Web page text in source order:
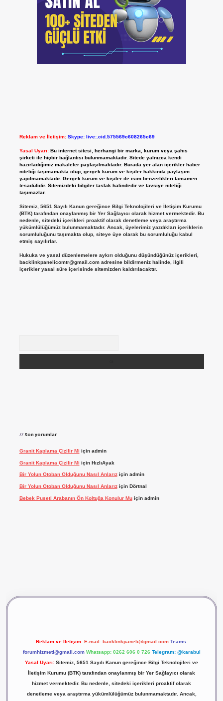
Reklam ve İletişim: Skype: live:.cid.575569c608265c69
Yasal Uyarı: Bu internet sitesi, herhangi bir marka, kurum veya şahıs
şirketi ile hiçbir bağlantısı bulunmamaktadır. Sitede yalnızca kendi
hazırladığımız makaleler paylaşılmaktadır. Burada yer alan içerikler haber
niteliği taşımamakta olup, gerçek kurum ve kişiler hakkında paylaşım
yapılmamaktadır. Gerçek kurum ve kişiler ile isim benzerlikleri tamamen
tesadüfidir. Sitemizdeki bilgiler taslak halindedir ve tavsiye niteliği
taşımazlar.
Sitemiz, 5651 Sayılı Kanun gereğince Bilgi Teknolojileri ve İletişim Kurumu
(BTK) tarafından onaylanmış bir Yer Sağlayıcı olarak hizmet vermektedir. Bu
nedenle, sitedeki içerikleri proaktif olarak denetleme veya araştırma
yükümlülüğümüz bulunmamaktadır. Ancak, üyelerimiz yazdıkları içeriklerin
sorumluluğunu taşımakta olup, siteye üye olarak bu sorumluluğu kabul
etmiş sayılırlar.
Hukuka ve yasal düzenlemelere aykırı olduğunu düşündüğünüz içerikleri,
backlinkpanelicomtr@gmail.comadresine bildirmeniz halinde, ilgili
içerikler yasal süre içerisinde sitemizden kaldırılacaktır.
Son yorumlar
Granit Kaplama Çizilir Mi için admin
Granit Kaplama Çizilir Mi için HızlıAyak
Bir Yolun Otoban Olduğunu Nasıl Anlarıziçin admin
Bir Yolun Otoban Olduğunu Nasıl Anlarıziçin Dörtnal
Bebek Puseti Arabanın Ön Koltuğa Konulur Muiçin admin
Reklam ve İletişim: E-mail: backlinkpaneli@gmail.com Teams:
forumhizmeti@gmail.com Whatsapp: 0262 606 0 726 Telegram: @karabul
Yasal Uyarı: Sitemiz, 5651 Sayılı Kanun gereğince Bilgi Teknolojileri ve
İletişim Kurumu (BTK) tarafından onaylanmış bir Yer Sağlayıcı olarak
hizmet vermektedir. Bu nedenle, sitedeki içerikleri proaktif olarak
denetleme veya araştırma yükümlülüğümüz bulunmamaktadır. Ancak,